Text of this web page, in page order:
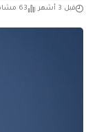
قبل 3 أشهر 63 مشاهدات